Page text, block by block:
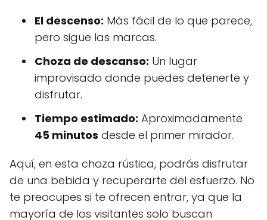
El descenso: Más fácil de lo que parece,
pero sigue las marcas.
Choza de descanso: Un lugar
improvisado donde puedes detenerte y
disfrutar.
Tiempo estimado: Aproximadamente
45 minutos desde el primer mirador.
Aquí, en esta choza rústica, podrás disfrutar
de una bebida y recuperarte del esfuerzo. No
te preocupes si te ofrecen entrar, ya que la
mayoría de los visitantes solo buscan